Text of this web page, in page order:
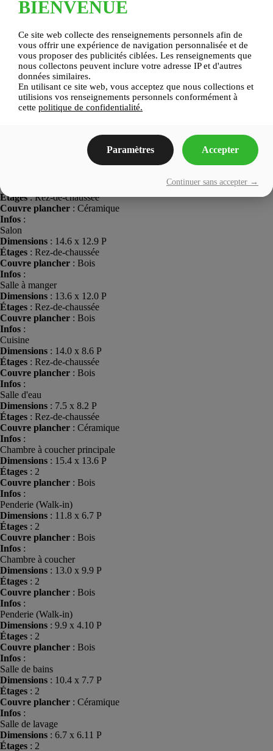
PENDERIE
9.9 x 4.10 P
SALLE DE
BAINS
10.4 x 7.7 P 2 Céramique
SALLE DE
LAVAGE
6.7 x 6.11 P Céramique
SALLE
14.2 x 12.4
8.4 x 5.2 P Sous-sol Béton
Dimensions
Étages: Rez-de-chaussée
Couvre plancher : Céramique
Infos :
Salon
Dimensions : 14.6 x 12.9 P
Étages : Rez-de-chaussée
Couvre plancher : Bois
Infos :
Salle à manger
Dimensions : 13.6 x 12.0 P
Étages : Rez-de-chaussée
Couvre plancher : Bois
Infos :
Cuisine
Dimensions : 14.0 x 8.6 P
Étages : Rez-de-chaussée
Couvre plancher : Bois
Infos :
Salle d'eau
Dimensions : 7.5 x 8.2 P
Étages : Rez-de-chaussée
Couvre plancher : Céramique
Infos :
Chambre à coucher principale
Dimensions : 15.4 x 13.6 P
Étages : 2
Couvre plancher : Bois
Infos :
Penderie (Walk-in)
Dimensions : 11.8 x 6.7 P
Étages : 2
Couvre plancher : Bois
Infos :
Chambre à coucher
Dimensions : 13.0 x 9.9 P
Étages : 2
Couvre plancher : Bois
Infos :
Penderie (Walk-in)
Dimensions : 9.9 x 4.10 P
Étages : 2
Couvre plancher : Bois
Infos :
Salle de bains
Dimensions : 10.4 x 7.7 P
Étages : 2
Couvre plancher : Céramique
Infos :
Salle de lavage
Dimensions : 6.7 x 6.11 P
Étages : 2
BIENVENUE
Ce site web collecte des renseignements personnels afin de
vous offrir une expérience de navigation personnalisée et de
vous proposer des publicités ciblées. Les renseignements que
nous collectons peuvent inclure votre adresse IP et d'autres
données similaires.
En utilisant ce site web, vous acceptez que nous collections et
utilisions vos renseignements personnels conformément à
cette politique de confidentialité.
Paramètres Accepter
Continuer sans accepter →